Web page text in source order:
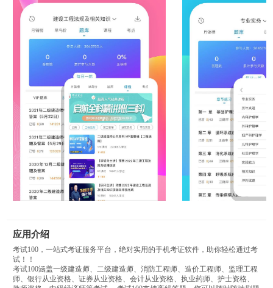
应用介绍
考试100，一站式考证服务平台，绝对实用的手机考证软件，助你轻松通过考
试！！
考试100涵盖一级建造师、二级建造师、消防工程师、造价工程师、监理工程
师、银行从业资格、证券从业资格、会计从业资格、执业药师、护士资格、